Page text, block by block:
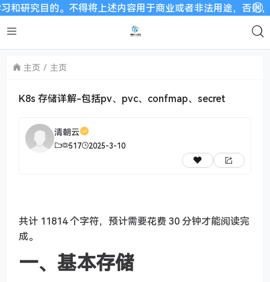
不得将上述内容用于商业或者非法用途，否则，一切后
主页 主页
K8s 存储详解-包括pv、pvc、confmap、secret
清朝云
517 2025-3-10
共计 11814 个字符，预计需要花费 30 分钟才能阅读完
成。
一、基本存储